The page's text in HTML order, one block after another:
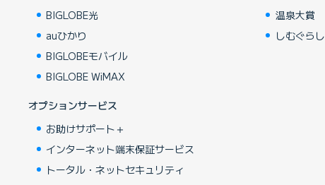
BIGLOBE光
auひかり
BIGLOBEモバイル
BIGLOBE WiMAX
オプションサービス
お助けサポート＋
インターネット端末保証サービス
トータル・ネットセキュリティ
温泉大賞
しむぐらし